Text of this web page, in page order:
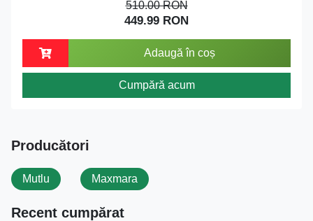
510.00 RON
449.99 RON
Adaugă în coș
Cumpără acum
Producători
Mutlu Maxmara
Recent cumpărat